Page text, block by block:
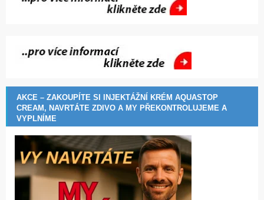
AKCE – ZAKOUPÍTE SI INJEKTÁŽNÍ KRÉM AQUASTOP
CREAM, NAVRTÁTE ZDIVO A MY PŘEKONTROLUJEME A
VYPLNÍME